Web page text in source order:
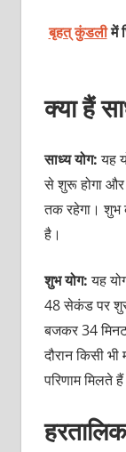
बृहत् कुंडलीमें
क्‍या हैं
साध्‍य योग:यह
से शुरू होगा
तक रहेगा। शुभ
है।
शुभ योग:यह
48 सेकंड पर
बजकर 34
दौरान किसी
परिणाम मिलते